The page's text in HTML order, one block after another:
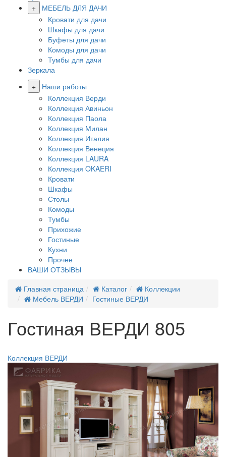
+
МЕБЕЛЬ ДЛЯ ДАЧИ
Кровати для дачи
Шкафы для дачи
Буфеты для дачи
Комоды для дачи
Тумбы для дачи
Зеркала
+
Наши работы
Коллекция Верди
Коллекция Авиньон
Коллекция Паола
Коллекция Милан
Коллекция Италия
Коллекция Венеция
Коллекция LAURA
Коллекция OKAERI
Кровати
Шкафы
Столы
Комоды
Тумбы
Прихожие
Гостиные
Кухни
Прочее
ВАШИ ОТЗЫВЫ
Главная страница
Каталог
Коллекции
Мебель ВЕРДИ
Гостиные ВЕРДИ
Гостиная ВЕРДИ 805
Коллекция ВЕРДИ